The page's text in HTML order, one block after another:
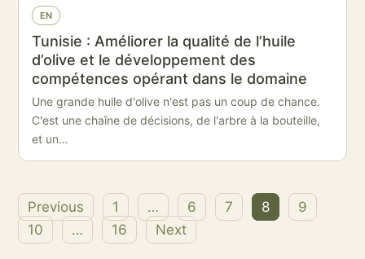
EN
Tunisie : Améliorer la qualité de l’huile
d’olive et le développement des
compétences opérant dans le domaine
Une grande huile d'olive n'est pas un coup de chance.
C'est une chaîne de décisions, de l'arbre à la bouteille,
et un…
Posts
pagination
Previous 1 … 6 7 8
9
10
… 16 Next